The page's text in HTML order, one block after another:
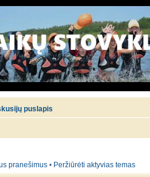
puslapis
pranešimus • Peržiūrėti aktyvias temas